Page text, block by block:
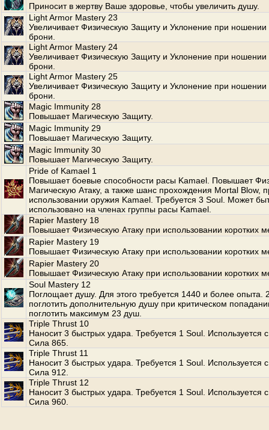
Приносит в жертву Ваше здоровье, чтобы увеличить душу.
Light Armor Mastery 23
Увеличивает Физическую Защиту и Уклонение при ношении
брони.
Light Armor Mastery 24
Увеличивает Физическую Защиту и Уклонение при ношении
брони.
Light Armor Mastery 25
Увеличивает Физическую Защиту и Уклонение при ношении
брони.
Magic Immunity 28
Повышает Магическую Защиту.
Magic Immunity 29
Повышает Магическую Защиту.
Magic Immunity 30
Повышает Магическую Защиту.
Pride of Kamael 1
Повышает боевые способности расы Kamael. Повышает
Магическую Атаку, а также шанс прохождения Mortal Blow,
использовании оружия Kamael. Требуется 3 Soul. Может
использовано на членах группы расы Kamael.
Rapier Mastery 18
Повышает Физическую Атаку при использовании коротких
Rapier Mastery 19
Повышает Физическую Атаку при использовании коротких
Rapier Mastery 20
Повышает Физическую Атаку при использовании коротких
Soul Mastery 12
Поглощает душу. Для этого требуется 1440 и более опыта.
поглотить дополнительную душу при критическом
поглотить максимум 23 душ.
Triple Thrust 10
Наносит 3 быстрых удара. Требуется 1 Soul. Используется
Сила 865.
Triple Thrust 11
Наносит 3 быстрых удара. Требуется 1 Soul. Используется
Сила 912.
Triple Thrust 12
Наносит 3 быстрых удара. Требуется 1 Soul. Используется
Сила 960.